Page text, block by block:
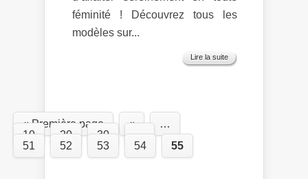
féminité ! Découvrez tous les
modèles sur...
Lire la suite
« Première page «
…
10
20 30
…
51
52 53 54 55